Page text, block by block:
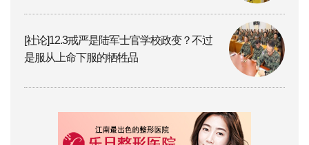
[社论]12.3戒严是陆军士官学校政变？不过
是服从上命下服的牺牲品